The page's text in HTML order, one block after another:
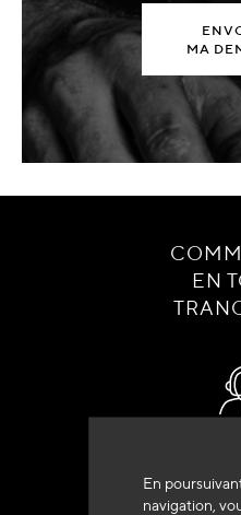
En
navigation,
MA
EN
+33 (0)4 79